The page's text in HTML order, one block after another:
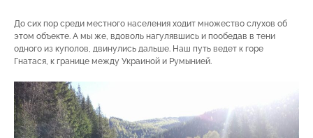
До сих пор среди местного населения ходит множество слухов об
этом объекте. А мы же, вдоволь нагулявшись и пообедав в тени
одного из куполов, двинулись дальше. Наш путь ведет к горе
Гнатася, к границе между Украиной и Румынией.